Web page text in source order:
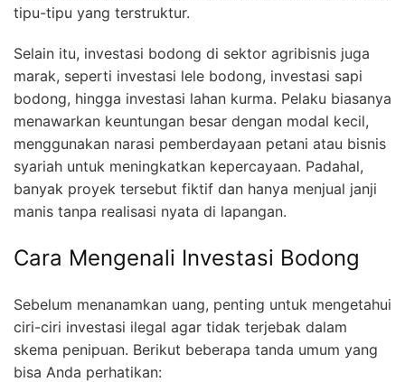
tipu-tipu yang terstruktur.
Selain itu, investasi bodong di sektor agribisnis juga
marak, seperti investasi lele bodong, investasi sapi
bodong, hingga investasi lahan kurma. Pelaku biasanya
menawarkan keuntungan besar dengan modal kecil,
menggunakan narasi pemberdayaan petani atau bisnis
syariah untuk meningkatkan kepercayaan. Padahal,
banyak proyek tersebut fiktif dan hanya menjual janji
manis tanpa realisasi nyata di lapangan.
Cara Mengenali Investasi Bodong
Sebelum menanamkan uang, penting untuk mengetahui
ciri-ciri investasi ilegal agar tidak terjebak dalam
skema penipuan. Berikut beberapa tanda umum yang
bisa Anda perhatikan: